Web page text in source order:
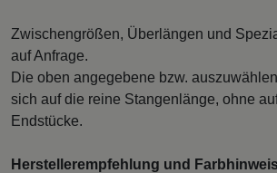
Zwischengrößen, Überlängen und
auf Anfrage.
Die oben angegebene bzw.
sich auf die reine Stangenlänge, ohne
Endstücke.
Herstellerempfehlung und